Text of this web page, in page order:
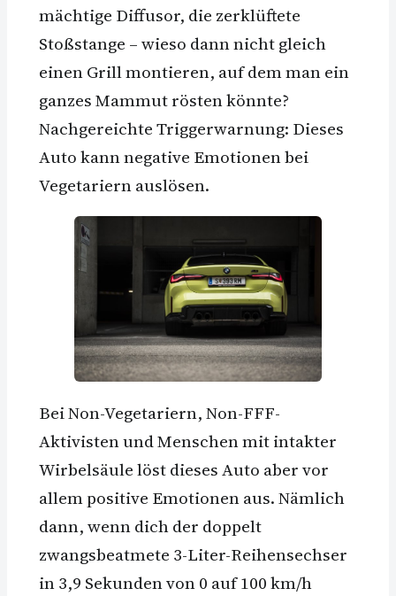
mächtige Diffusor, die zerklüftete
Stoßstange – wieso dann nicht gleich
einen Grill montieren, auf dem man ein
ganzes Mammut rösten könnte?
Nachgereichte Triggerwarnung: Dieses
Auto kann negative Emotionen bei
Vegetariern auslösen.
Bei Non-Vegetariern, Non-FFF-
Aktivisten und Menschen mit intakter
Wirbelsäule löst dieses Auto aber vor
allem positive Emotionen aus. Nämlich
dann, wenn dich der doppelt
zwangsbeatmete 3-Liter-Reihensechser
in 3,9 Sekunden von 0 auf 100 km/h